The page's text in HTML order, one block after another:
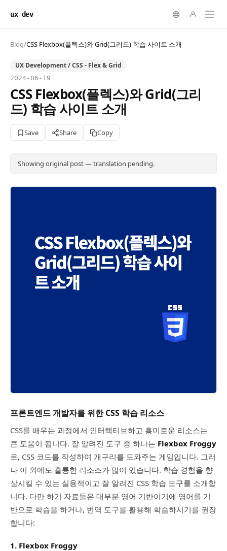
ux dev
Blog/CSS Flexbox(플렉스)와 Grid(그리드) 학습 사이트 소개
UX Development / CSS - Flex & Grid
2024-06-19
CSS Flexbox(플렉스)와 Grid(그리
드) 학습 사이트 소개
Save Share Copy
Showing original post — translation pending.
프론트엔드 개발자를 위한 CSS 학습 리소스
CSS를 배우는 과정에서 인터랙티브하고 흥미로운 리소스는
큰 도움이 됩니다. 잘 알려진 도구 중 하나는 Flexbox Froggy
로, CSS 코드를 작성하여 개구리를 도와주는 게임입니다. 그러
나 이 외에도 훌륭한 리소스가 많이 있습니다. 학습 경험을 향
상시킬 수 있는 실용적이고 잘 알려진 CSS 학습 도구를 소개합
니다. 다만 하기 자료들은 대부분 영어 기반이기에 영어를 기
반으로 학습을 하거나, 번역 도구를 활용해 학습하시기를 권장
합니다:
1. Flexbox Froggy